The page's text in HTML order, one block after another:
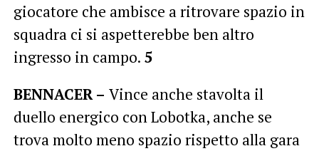
giocatore che ambisce a ritrovare spazio in
squadra ci si aspetterebbe ben altro
ingresso in campo. 5
BENNACER – Vince anche stavolta il
duello energico con Lobotka, anche se
trova molto meno spazio rispetto alla gara